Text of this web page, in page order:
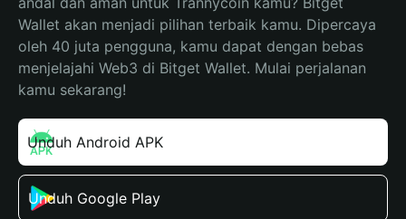
Wallet akan menjadi pilihan terbaik kamu. Dipercaya
oleh 40 juta pengguna, kamu dapat dengan bebas
menjelajahi Web3 di Bitget Wallet. Mulai perjalanan
kamu sekarang!
Unduh Android APK
Unduh Google Play